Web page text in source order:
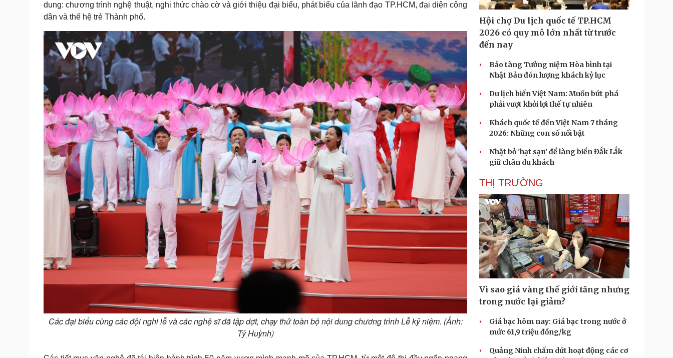
dung: chương trình nghệ thuật, nghi thức chào cờ và giới thiệu đại biểu, phát biểu của lãnh đạo TP.HCM, đại diện công
dân và thế hệ trẻ Thành phố.
Các đại biểu cùng các đội nghi lễ và các nghệ sĩ đã tập dợt, chạy thử toàn bộ nội dung chương trình Lễ kỷ niệm. (Ảnh:
Tỷ Huỳnh)
Hội chợ Du lịch quốc tế TP.HCM
2026 có quy mô lớn nhất từ trước
đến nay
Bảo tàng Tưởng niệm Hòa bình tại
Nhật Bản đón lượng khách kỷ lục
Du lịch biển Việt Nam: Muốn bứt phá
phải vượt khỏi lợi thế tự nhiên
Khách quốc tế đến Việt Nam 7 tháng
2026: Những con số nổi bật
Nhặt bỏ 'hạt sạn' để làng biển Đắk Lắk
giữ chân du khách
THỊ TRƯỜNG
Vì sao giá vàng thế giới tăng nhưng
trong nước lại giảm?
Giá bạc hôm nay: Giá bạc trong nước ở
mức 61,9 triệu đồng/kg
Quảng Ninh chấm dứt hoạt động các cơ